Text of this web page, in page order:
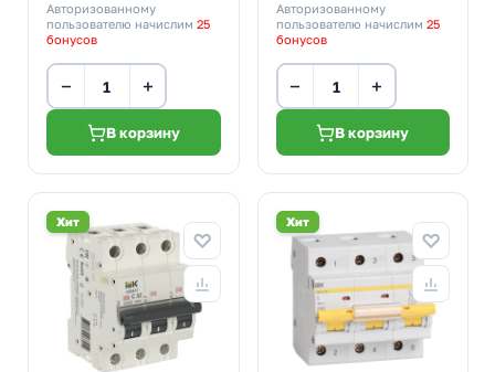
Авторизованному
пользователю начислим 25
бонусов
− +
В корзину
Авторизованному
пользователю начислим 25
бонусов
− +
В корзину
Хит Хит